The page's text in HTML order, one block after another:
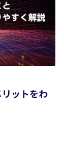
ットをわ